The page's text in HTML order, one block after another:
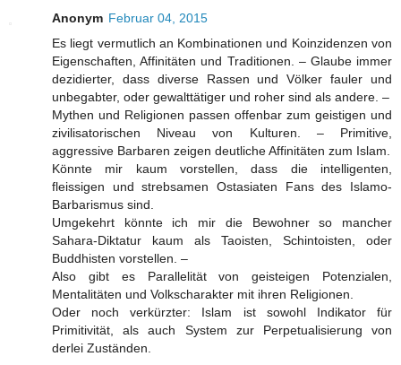
Anonym Februar 04, 2015
Es liegt vermutlich an Kombinationen und Koinzidenzen von
Eigenschaften, Affinitäten und Traditionen. – Glaube immer
dezidierter, dass diverse Rassen und Völker fauler und
unbegabter, oder gewalttätiger und roher sind als andere. –
Mythen und Religionen passen offenbar zum geistigen und
zivilisatorischen Niveau von Kulturen. – Primitive,
aggressive Barbaren zeigen deutliche Affinitäten zum Islam.
Könnte mir kaum vorstellen, dass die intelligenten,
fleissigen und strebsamen Ostasiaten Fans des Islamo-
Barbarismus sind.
Umgekehrt könnte ich mir die Bewohner so mancher
Sahara-Diktatur kaum als Taoisten, Schintoisten, oder
Buddhisten vorstellen. –
Also gibt es Parallelität von geisteigen Potenzialen,
Mentalitäten und Volkscharakter mit ihren Religionen.
Oder noch verkürzter: Islam ist sowohl Indikator für
Primitivität, als auch System zur Perpetualisierung von
derlei Zuständen.